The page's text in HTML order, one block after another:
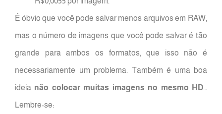
É óbvio que você pode salvar menos arquivos em RAW,
mas o número de imagens que você pode salvar é tão
grande para ambos os formatos, que isso não é
necessariamente um problema. Também é uma boa
ideia não colocar muitas imagens no mesmo HD…
Lembre-se: